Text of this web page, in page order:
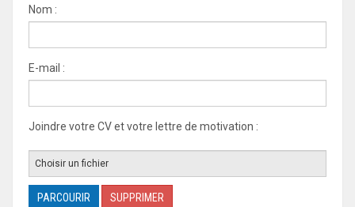
Nom :
E-mail :
Joindre votre CV et votre lettre de motivation :
PARCOURIR